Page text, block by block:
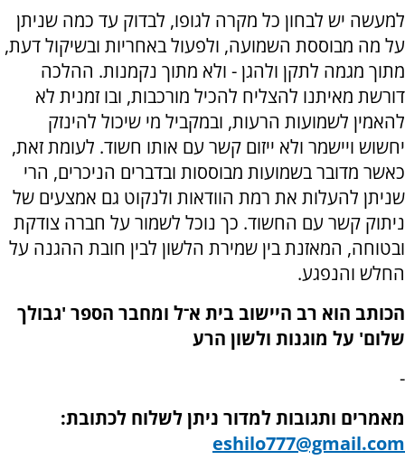
למעשה יש לבחון כל מקרה לגופו, לבדוק עד כמה שניתן
על מה מבוססת השמועה, ולפעול באחריות ובשיקול דעת,
מתוך מגמה לתקן ולהגן - ולא מתוך נקמנות. ההלכה
דורשת מאיתנו להצליח להכיל מורכבות, ובו זמנית לא
להאמין לשמועות הרעות, ובמקביל מי שיכול להינזק
יחשוש ויישמר ולא ייזום קשר עם אותו חשוד. לעומת זאת,
כאשר מדובר בשמועות מבוססות ובדברים הניכרים, הרי
שניתן להעלות את רמת הוודאות ולנקוט גם אמצעים של
ניתוק קשר עם החשוד. כך נוכל לשמור על חברה צודקת
ובטוחה, המאזנת בין שמירת הלשון לבין חובת ההגנה על
החלש והנפגע.
הכותב הוא רב היישוב בית א־ל ומחבר הספר 'גבולך
שלום' על מוגנות ולשון הרע
-
מאמרים ותגובות למדור ניתן לשלוח לכתובת:
eshilo777@gmail.com